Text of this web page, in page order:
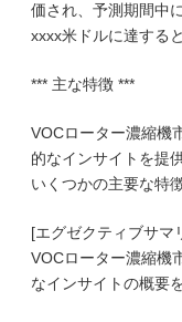
価され、予測期間中
xxxx米ドルに達する
*** 主な特徴 ***
VOCローター濃縮機
的なインサイトを提
いくつかの主要な特
[エグゼクティブサマ
VOCローター濃縮機
なインサイトの概要